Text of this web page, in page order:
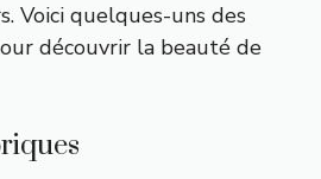
Voici quelques-uns des
découvrir la beauté de